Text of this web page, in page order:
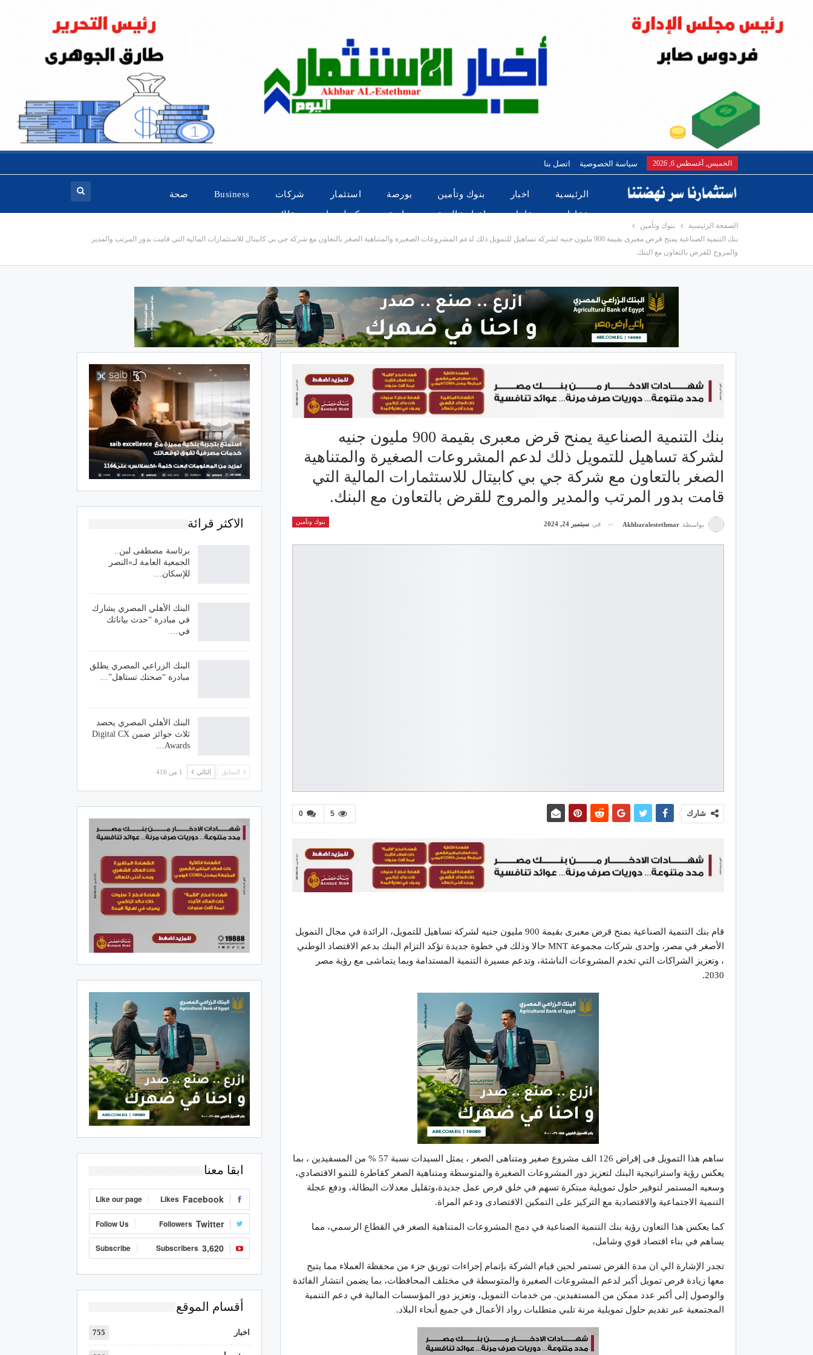
الخميس, أغسطس 6, 2026 سياسة الخصوصية اتصل بنا
الرئيسية اخبار بنوك وتأمين بورصة استثمار شركات Business صحة
عقارات عاجل اخبار عالمية رياضة تكنولوجيا مقالات
الصفحة الرئيسية
بنوك وتأمين
بنك التنمية الصناعية يمنح قرض معبرى بقيمة 900 مليون جنيه لشركة تساهيل للتمويل ذلك لدعم المشروعات الصغيرة والمتناهية الصغر بالتعاون مع شركة جي بي كابيتال للاستثمارات المالية التي قامت بدور المرتب والمدير
والمروج للقرض بالتعاون مع البنك.
بنك التنمية الصناعية يمنح قرض معبرى بقيمة 900 مليون جنيه
لشركة تساهيل للتمويل ذلك لدعم المشروعات الصغيرة والمتناهية
الصغر بالتعاون مع شركة جي بي كابيتال للاستثمارات المالية التي
قامت بدور المرتب والمدير والمروج للقرض بالتعاون مع البنك.
بنوك وتأمين بواسطة Akhbaralestethmar في سبتمبر 24, 2024
0 5 شارك
قام بنك التنمية الصناعية بمنح قرض معبرى بقيمة 900 مليون جنيه لشركة تساهيل للتمويل، الرائدة في مجال التمويل
الأصغر في مصر، وإحدى شركات مجموعة MNT حالا وذلك في خطوة جديدة تؤكد التزام البنك بدعم الاقتصاد الوطني
، وتعزيز الشراكات التي تخدم المشروعات الناشئة، وتدعم مسيرة التنمية المستدامة وبما يتماشى مع رؤية مصر
2030.
ساهم هذا التمويل فى إقراض 126 الف مشروع صغير ومتناهى الصغر ، يمثل السيدات نسبة 57 % من المسفيدين ، بما
يعكس رؤية واستراتيجية البنك لتعزيز دور المشروعات الصغيرة والمتوسطة ومتناهية الصغر كقاطرة للنمو الاقتصادي،
وسعيه المستمر لتوفير حلول تمويلية مبتكرة تسهم في خلق فرص عمل جديدة،وتقليل معدلات البطالة، ودفع عجلة
التنمية الاجتماعية والاقتصادية مع التركيز على التمكين الاقتصادى ودعم المراة.
كما يعكس هذا التعاون رؤية بنك التنمية الصناعية في دمج المشروعات المتناهية الصغر في القطاع الرسمي، مما
يساهم في بناء اقتصاد قوي وشامل،
تجدر الإشارة الي ان مدة القرض تستمر لحين قيام الشركة بإتمام إجراءات توريق جزء من محفظة العملاء مما يتيح
معها زيادة فرص تمويل أكبر لدعم المشروعات الصغيرة والمتوسطة في مختلف المحافظات، بما يضمن انتشار الفائدة
والوصول إلى أكبر عدد ممكن من المستفيدين. من خدمات التمويل، وتعزيز دور المؤسسات المالية في دعم التنمية
المجتمعية عبر تقديم حلول تمويلية مرنة تلبي متطلبات رواد الأعمال في جميع أنحاء البلاد.
الاكثر قرائة
برئاسة مصطفى لبن..
الجمعية العامة لـ«النصر
للإسكان…
البنك الأهلي المصري يشارك
في مبادرة “حدث بياناتك
في…
البنك الزراعي المصري يطلق
مبادرة “صحتك تستاهل”…
البنك الأهلي المصري يحصد
ثلاث جوائز ضمن Digital CX
Awards…
السابق التالي 1 من 416
ابقا معنا
Facebook
Likes
Like our page
Twitter
Followers
Follow Us
3,620
Subscribers
Subscribe
أقسام الموقع
اخبار 755